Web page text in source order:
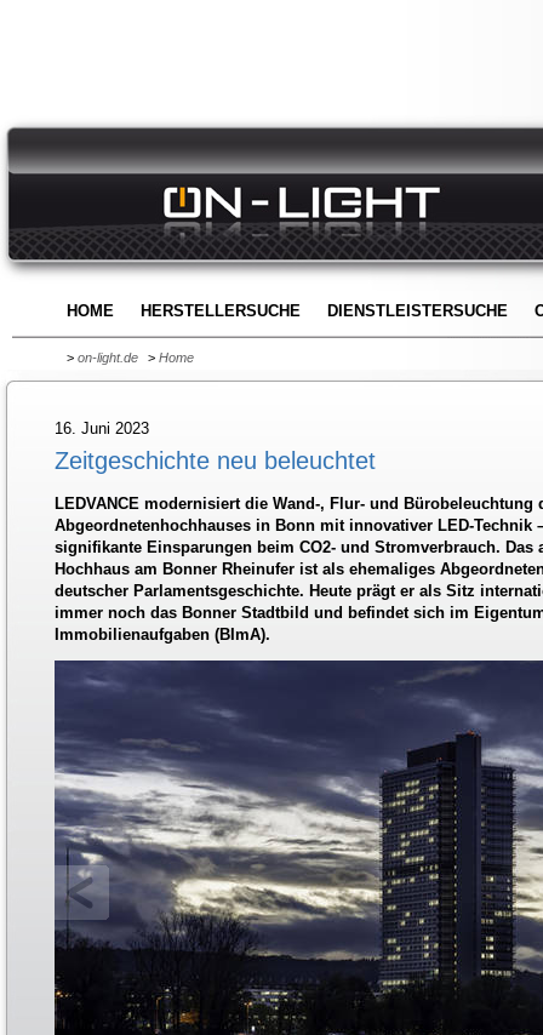
HOME HERSTELLERSUCHE DIENSTLEISTERSUCHE
> on-light.de > Home
16. Juni 2023
Zeitgeschichte neu beleuchtet
LEDVANCE modernisiert die Wand-, Flur- und Bürobeleuchtung
Abgeordnetenhochhauses in Bonn mit innovativer LED-Technik
signifikante Einsparungen beim CO2- und Stromverbrauch. Das
Hochhaus am Bonner Rheinufer ist als ehemaliges
deutscher Parlamentsgeschichte. Heute prägt er als Sitz
immer noch das Bonner Stadtbild und befindet sich im
Immobilienaufgaben (BImA).